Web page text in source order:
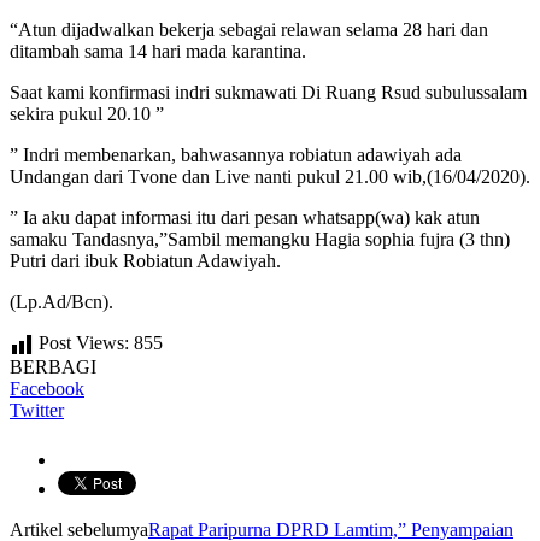
“Atun dijadwalkan bekerja sebagai relawan selama 28 hari dan
ditambah sama 14 hari mada karantina.
Saat kami konfirmasi indri sukmawati Di Ruang Rsud subulussalam
sekira pukul 20.10 ”
” Indri membenarkan, bahwasannya robiatun adawiyah ada
Undangan dari Tvone dan Live nanti pukul 21.00 wib,(16/04/2020).
” Ia aku dapat informasi itu dari pesan whatsapp(wa) kak atun
samaku Tandasnya,”Sambil memangku Hagia sophia fujra (3 thn)
Putri dari ibuk Robiatun Adawiyah.
(Lp.Ad/Bcn).
Post Views: 855
BERBAGI
Facebook
Twitter
Artikel sebelumyaRapat Paripurna DPRD Lamtim,” Penyampaian